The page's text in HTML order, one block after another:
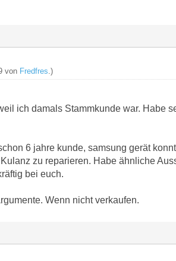
von Fredfres .)
ich damals Stammkunde war. Habe
6 jahre kunde, samsung gerät
zu reparieren. Habe ähnliche
bei euch.
Wenn nicht verkaufen.